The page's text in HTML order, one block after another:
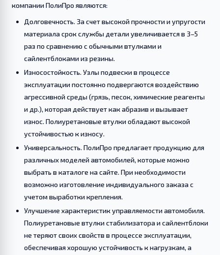
компании ПолиПро являются:
Долговечность. За счет высокой прочности и упругости
материала срок службы детали увеличивается в 3–5
раз по сравнению с обычными втулками и
сайлентблоками из резины.
Износостойкость. Узлы подвески в процессе
эксплуатации постоянно подвергаются воздействию
агрессивной среды (грязь, песок, химические реагенты
и др.), которая действует как абразив и вызывает
износ. Полиуретановые втулки обладают высокой
устойчивостью к износу.
Универсальность. ПолиПро предлагает продукцию для
различных моделей автомобилей, которые можно
выбрать в каталоге на сайте. При необходимости
возможно изготовление индивидуального заказа с
учетом выработки крепления.
Улучшение характеристик управляемости автомобиля.
Полиуретановые втулки стабилизатора и сайлентблоки
не теряют своих свойств в процессе эксплуатации,
обеспечивая хорошую устойчивость к нагрузкам, а